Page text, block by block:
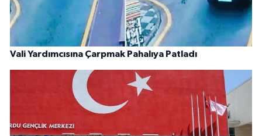
Vali Yardımcısına Çarpmak Pahalıya Patladı